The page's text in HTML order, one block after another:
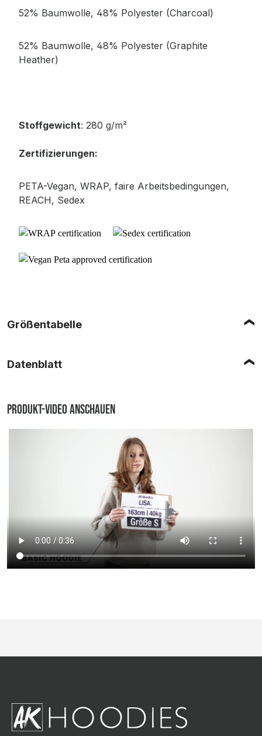
52% Baumwolle, 48% Polyester (Charcoal)
52% Baumwolle, 48% Polyester (Graphite
Heather)
Stoffgewicht: 280 g/m²
Zertifizierungen:
PETA-Vegan, WRAP, faire Arbeitsbedingungen,
REACH, Sedex
Größentabelle
Datenblatt
Produkt-Video anschauen